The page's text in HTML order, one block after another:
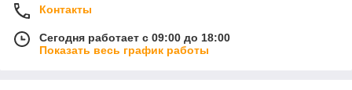
Контакты
Сегодня работает с 09:00 до 18:00
Показать весь график работы